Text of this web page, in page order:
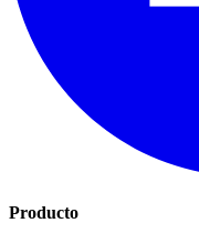
Producto